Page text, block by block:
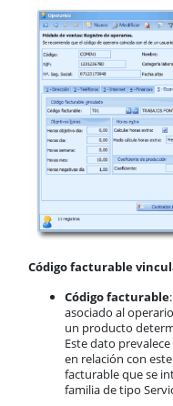
Código facturable
Código facturable
asociado al
un producto
Este dato
en relación con
facturable que se
familia de tipo